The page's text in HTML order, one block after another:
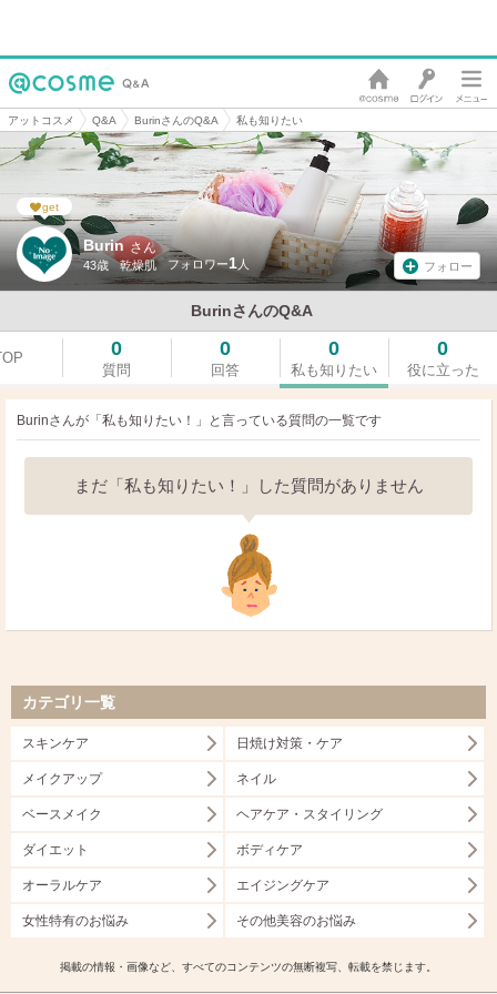
アットコスメ Q&A BurinさんのQ&A 私も知りたい
Burin さん
43歳 乾燥肌 1 フォロー
BurinさんのQ&A
get
0
質問
0
回答
0
私も知りたい
0
役に立った
Burinさんが「私も知りたい！」と言っている質問の一覧です
まだ「私も知りたい！」した質問がありません
カテゴリ一覧
スキンケア 日焼け対策・ケア
メイクアップ ネイル
ベースメイク ヘアケア・スタイリング
ダイエット ボディケア
オーラルケア エイジングケア
女性特有のお悩み その他美容のお悩み
掲載の情報・画像など、すべてのコンテンツの無断複写、転載を禁じます。